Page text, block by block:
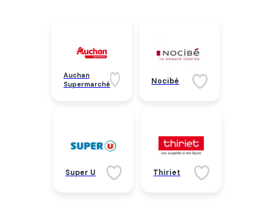
Auchan
Supermarché
Nocibé
Super U Thiriet